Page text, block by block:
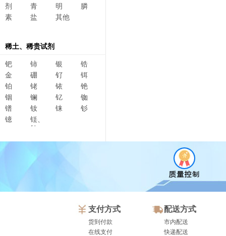
剂
青 明
膦
素
盐 其他
稀土、稀贵试剂
钯 铈 银
锆
金
硼 钌
铒
铂
铑 铱
铯
铟
镧 钇
铷
镨
钕 铼
钐
镱
铥、
钆、
支付方式
货到付款
在线支付
配送方式
市内配送
快递配送